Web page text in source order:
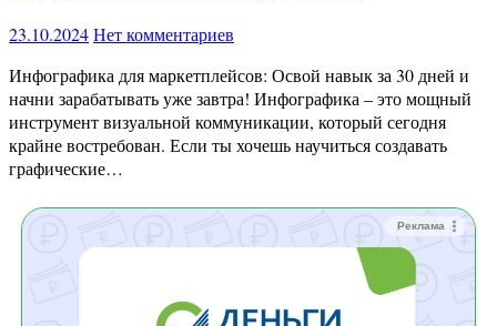
23.10.2024Нет комментариев
Инфографика для маркетплейсов: Освой навык за 30 дней и
начни зарабатывать уже завтра! Инфографика – это мощный
инструмент визуальной коммуникации, который сегодня
крайне востребован. Если ты хочешь научиться создавать
графические…
Реклама